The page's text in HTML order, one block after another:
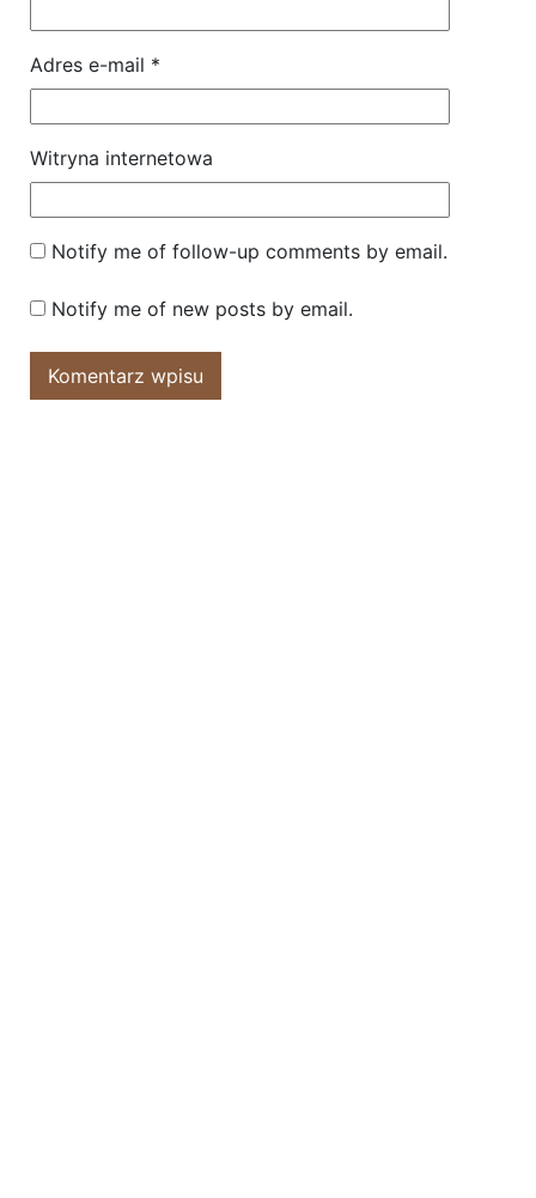
Adres e-mail *
Witryna internetowa
Notify me of follow-up comments by email.
Notify me of new posts by email.